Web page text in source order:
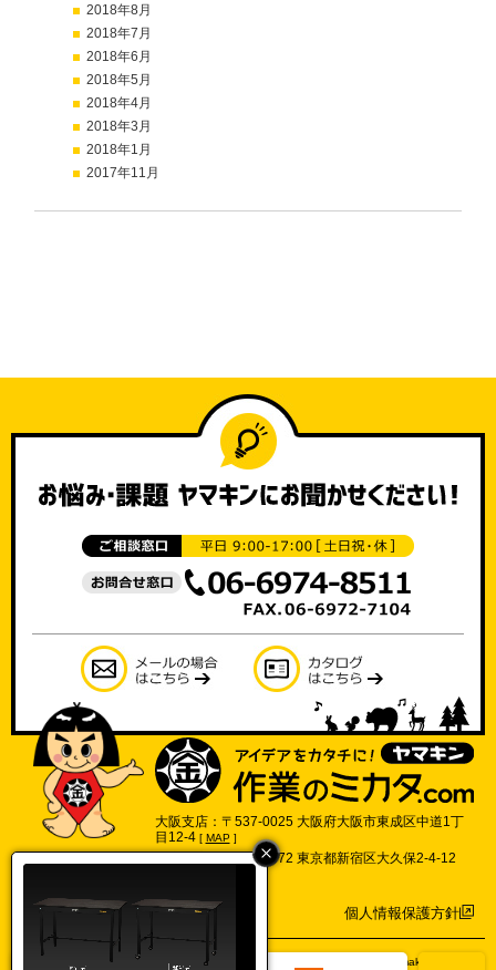
2018年8月
2018年7月
2018年6月
2018年5月
2018年4月
2018年3月
2018年1月
2017年11月
大阪支店：〒537-0025 大阪府大阪市東成区中道1丁
目12-4 [ MAP]
東京支店：〒169-0072 東京都新宿区大久保2-4-12
個人情報保護方針
©2017 Yamakin Co.,Ltd.